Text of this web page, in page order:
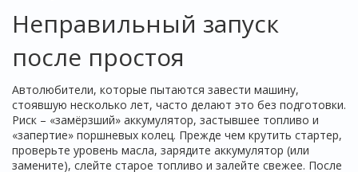
Неправильный запуск
после простоя
Автолюбители, которые пытаются завести машину,
стоявшую несколько лет, часто делают это без подготовки.
Риск – «замёрзший» аккумулятор, застывшее топливо и
«запертие» поршневых колец. Прежде чем крутить стартер,
проверьте уровень масла, зарядите аккумулятор (или
замените), слейте старое топливо и залейте свежее. После